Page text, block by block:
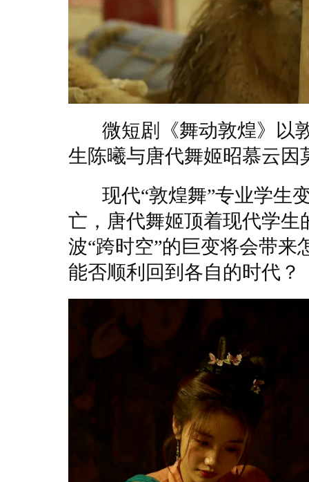
微短剧《舞动敦煌》以
生陈曦与唐代舞姬昭慕云
现代“敦煌舞”专业学生
亡，唐代舞姬顶着现代学
波“跨时空”的巨变将会带
能否顺利回到各自的时代？